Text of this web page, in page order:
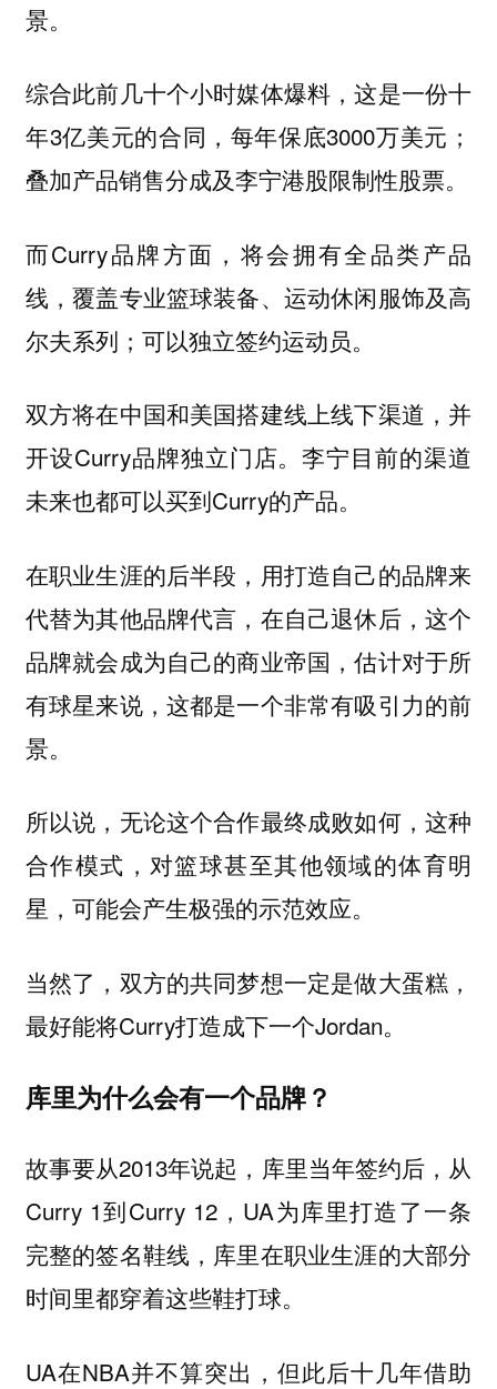
景。
综合此前几十个小时媒体爆料，这是一份十
年3亿美元的合同，每年保底3000万美元；
叠加产品销售分成及李宁港股限制性股票。
而Curry品牌方面，将会拥有全品类产品
线，覆盖专业篮球装备、运动休闲服饰及高
尔夫系列；可以独立签约运动员。
双方将在中国和美国搭建线上线下渠道，并
开设Curry品牌独立门店。李宁目前的渠道
未来也都可以买到Curry的产品。
在职业生涯的后半段，用打造自己的品牌来
代替为其他品牌代言，在自己退休后，这个
品牌就会成为自己的商业帝国，估计对于所
有球星来说，这都是一个非常有吸引力的前
景。
所以说，无论这个合作最终成败如何，这种
合作模式，对篮球甚至其他领域的体育明
星，可能会产生极强的示范效应。
当然了，双方的共同梦想一定是做大蛋糕，
最好能将Curry打造成下一个Jordan。
库里为什么会有一个品牌？
故事要从2013年说起，库里当年签约后，从
Curry 1到Curry 12，UA为库里打造了一条
完整的签名鞋线，库里在职业生涯的大部分
时间里都穿着这些鞋打球。
UA在NBA并不算突出，但此后十几年借助